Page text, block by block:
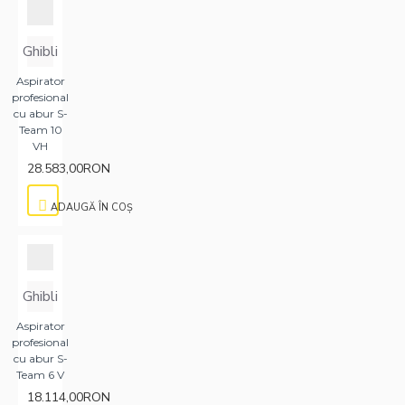
Ghibli
Aspirator
profesional
cu abur S-
Team 10
VH
28.583,00RON
ADAUGĂ ÎN COŞ
Ghibli
Aspirator
profesional
cu abur S-
Team 6 V
18.114,00RON